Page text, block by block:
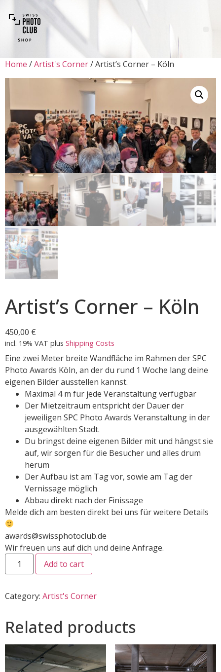
Home /Artist's Corner/ Artist’s Corner – Köln
Artist’s Corner – Köln
450,00 €
incl. 19% VAT plus Shipping Costs
Eine zwei Meter breite Wandfläche im Rahmen der SPC
Photo Awards Köln, an der du rund 1 Woche lang deine
eigenen Bilder ausstellen kannst.
Maximal 4 m für jede Veranstaltung verfügbar
Der Mietzeitraum entspricht der Dauer der
jeweiligen SPC Photo Awards Veranstaltung in der
ausgewählten Stadt.
Du bringst deine eigenen Bilder mit und hängst sie
auf, wir sorgen für die Besucher und alles drum
herum
Der Aufbau ist am Tag vor, sowie am Tag der
Vernissage möglich
Abbau direkt nach der Finissage
Melde dich am besten direkt bei uns für weitere Details
awards@swissphotoclub.de
Wir freuen uns auf dich und deine Anfrage.
Add to cart
Category: Artist's Corner
Related products